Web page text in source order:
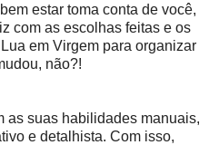
estar toma conta de você,
com as escolhas feitas e os
em Virgem para organizar
não?!
as suas habilidades manuais,
e detalhista. Com isso,